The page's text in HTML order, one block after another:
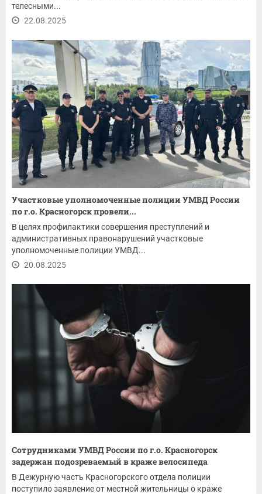
телесными...
22.08.2025
Участковые уполномоченные полиции УМВД России
по г.о. Красногорск провели...
В целях профилактики совершения преступлений и
административных правонарушений участковые
уполномоченные полиции УМВД...
20.08.2025
Сотрудниками УМВД России по г.о. Красногорск
задержан подозреваемый в краже велосипеда
В Дежурную часть Красногорского отдела полиции
поступило заявление от местной жительницы о краже